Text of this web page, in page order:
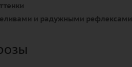
и радужными рефлексами